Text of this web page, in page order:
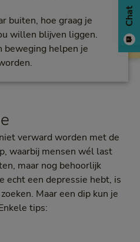
buiten, hoe graag je
willen blijven liggen.
beweging helpen je
verward worden met de
waarbij mensen wél last
maar nog behoorlijk
echt een depressie hebt, is
Maar een dip kun je
tips:
Chat